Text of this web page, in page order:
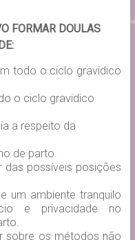
FORMAR DOULAS
todo o ciclo gravidico
o ciclo gravidico
a respeito da
de parto.
das possíveis posições
um ambiente tranquilo
e privacidade no
sobre os métodos não